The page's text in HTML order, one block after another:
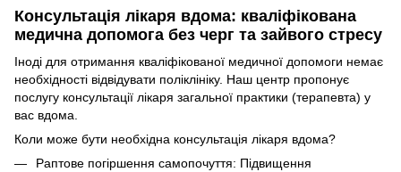
Консультація лікаря вдома: кваліфікована
медична допомога без черг та зайвого стресу
Іноді для отримання кваліфікованої медичної допомоги немає
необхідності відвідувати поліклініку. Наш центр пропонує
послугу консультації лікаря загальної практики (терапевта) у
вас вдома.
Коли може бути необхідна консультація лікаря вдома?
Раптове погіршення самопочуття: Підвищення